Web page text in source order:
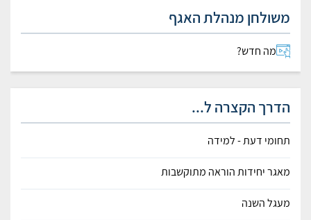
משולחן מנהלת האגף
מה חדש?
הדרך הקצרה ל...
תחומי דעת - למידה
מאגר יחידות הוראה מתוקשבות
מעגל השנה